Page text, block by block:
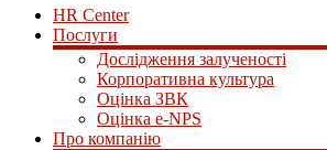
HR Center
Послуги
Дослідження залученості
Корпоративна культура
Оцінка ЗВК
Оцінка e-NPS
Про компанію